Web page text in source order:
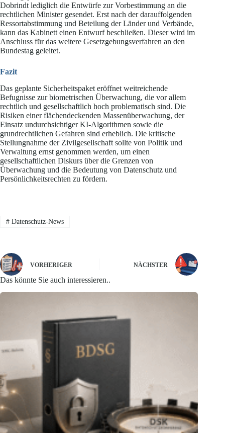
Dobrindt lediglich die Entwürfe zur Vorbestimmung an die
rechtlichen Minister gesendet. Erst nach der darauffolgenden
Ressortabstimmung und Beteilung der Länder und Verbände,
kann das Kabinett einen Entwurf beschließen. Dieser wird im
Anschluss für das weitere Gesetzgebungsverfahren an den
Bundestag geleitet.
Fazit
Das geplante Sicherheitspaket eröffnet weitreichende
Befugnisse zur biometrischen Überwachung, die vor allem
rechtlich und gesellschaftlich hoch problematisch sind. Die
Risiken einer flächendeckenden Massenüberwachung, der
Einsatz undurchsichtiger KI-Algorithmen sowie die
grundrechtlichen Gefahren sind erheblich. Die kritische
Stellungnahme der Zivilgesellschaft sollte von Politik und
Verwaltung ernst genommen werden, um einen
gesellschaftlichen Diskurs über die Grenzen von
Überwachung und die Bedeutung von Datenschutz und
Persönlichkeitsrechten zu fördern.
#Datenschutz-News
VORHERIGER NÄCHSTER
Das könnte Sie auch interessieren..